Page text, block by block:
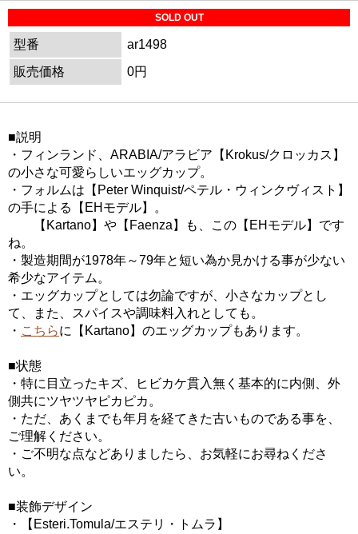
SOLD OUT
型番
ar1498
販売価格
0円
■説明
・フィンランド、ARABIA/アラビア【Krokus/クロッカス】
の小さな可愛らしいエッグカップ。
・フォルムは【Peter Winquist/ペテル・ウィンクヴィスト】
の手による【EHモデル】。
【Kartano】や【Faenza】も、この【EHモデル】です
ね。
・製造期間が1978年～79年と短い為か見かける事が少ない
希少なアイテム。
・エッグカップとしては勿論ですが、小さなカップとし
て、また、スパイスや調味料入れとしても。
・ こちらに【Kartano】のエッグカップもあります。
■状態
・特に目立ったキズ、ヒビカケ貫入無く基本的に内側、外
側共にツヤツヤピカピカ。
・ただ、あくまでも年月を経てきた古いものである事を、
ご理解ください。
・ご不明な点などありましたら、お気軽にお尋ねくださ
い。
■装飾デザイン
・【Esteri.Tomula/エステリ・トムラ】